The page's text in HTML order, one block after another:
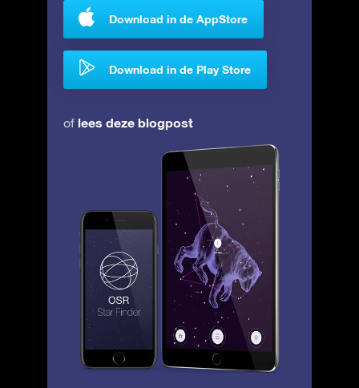
Download in de AppStore
Download in de Play Store
of lees deze blogpost